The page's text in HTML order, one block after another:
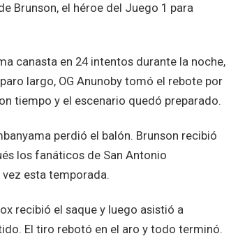
Brunson, el héroe del Juego 1 para
canasta en 24 intentos durante la noche,
largo, OG Anunoby tomó el rebote por
tiempo y el escenario quedó preparado.
perdió el balón. Brunson recibió
los fanáticos de San Antonio
esta temporada.
recibió el saque y luego asistió a
El tiro rebotó en el aro y todo terminó.